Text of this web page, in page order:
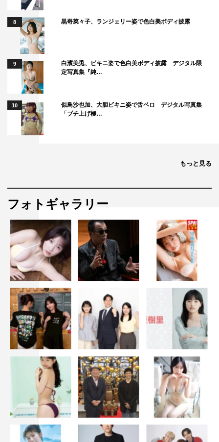
8 黒嵜菜々子、ランジェリー姿で色白美ボディ披露
9
白濱美兎、ビキニ姿で色白美ボディ披露 デジタル限
定写真集『純…
10
似鳥沙也加、大胆ビキニ姿で舌ペロ デジタル写真集
「ブチ上げ極…
もっと見る
フォトギャラリー